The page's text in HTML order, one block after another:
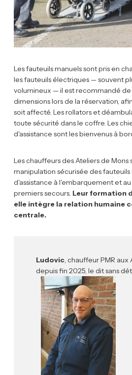
Les fauteuils manuels sont pris en
les fauteuils électriques — souvent
volumineux — il est recommandé de
dimensions lors de la réservation,
soit affecté. Les rollators et
toute sécurité dans le coffre. Les
d'assistance sont les bienvenus à
Les chauffeurs des Ateliers de Mons
manipulation sécurisée des fauteuils
d'assistance à l'embarquement et
premiers secours. Leur formation
elle intègre la relation humaine
centrale.
Ludovic, chauffeur PMR aux
depuis fin 2025, le dit sans